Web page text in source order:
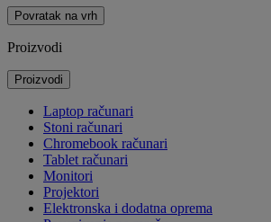
Povratak na vrh
Proizvodi
Proizvodi
Laptop računari
Stoni računari
Chromebook računari
Tablet računari
Monitori
Projektori
Elektronska i dodatna oprema